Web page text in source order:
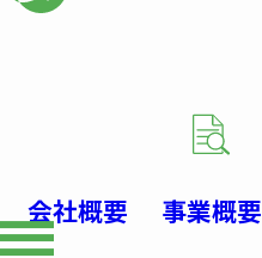
会社概要 事業概要